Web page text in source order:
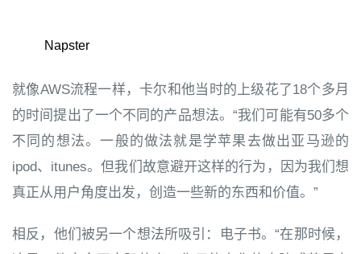
Napster
就像AWS流程一样，卡尔和他当时的上级花了18个多月
的时间提出了一个不同的产品想法。“我们可能有50多个
不同的想法。一般的做法就是学苹果去做出亚马逊的
ipod、itunes。但我们故意避开这样的行为，因为我们想
真正从用户角度出发，创造一些新的东西和价值。”
相反，他们被另一个想法所吸引：电子书。“在那时候，